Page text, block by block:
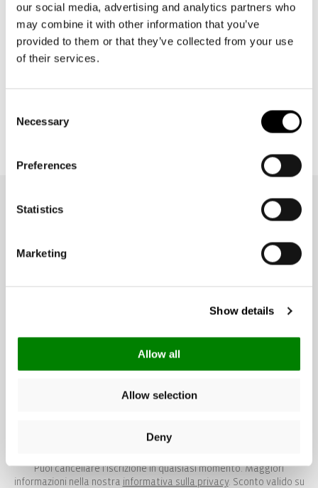
our social media, advertising and analytics partners who
may combine it with other information that you’ve
provided to them or that they’ve collected from your use
of their services.
Selection
Necessary
Preferences
Statistics
Marketing
Show details
Allow all
Allow selection
Deny
Ricevi 10€ di sconto sul tuo primo
e scopri in anteprima novità, collezioni e ispirazioni per ogni giorno.
RICEVI I TUOI 10€
Puoi cancellare l'iscrizione in qualsiasi momento. Maggiori
informazioni nella nostra informativa sulla privacy. Sconto valido su